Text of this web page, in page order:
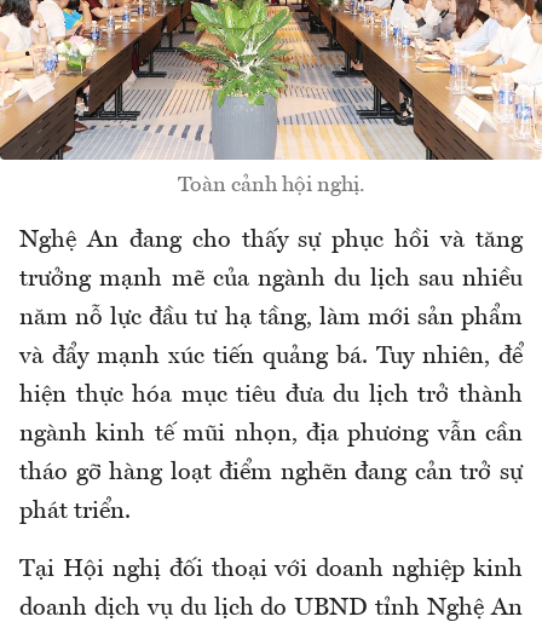
Toàn cảnh hội nghị.
Nghệ An đang cho thấy sự phục hồi và tăng
trưởng mạnh mẽ của ngành du lịch sau nhiều
năm nỗ lực đầu tư hạ tầng, làm mới sản phẩm
và đẩy mạnh xúc tiến quảng bá. Tuy nhiên, để
hiện thực hóa mục tiêu đưa du lịch trở thành
ngành kinh tế mũi nhọn, địa phương vẫn cần
tháo gỡ hàng loạt điểm nghẽn đang cản trở sự
phát triển.
Tại Hội nghị đối thoại với doanh nghiệp kinh
doanh dịch vụ du lịch do UBND tỉnh Nghệ An